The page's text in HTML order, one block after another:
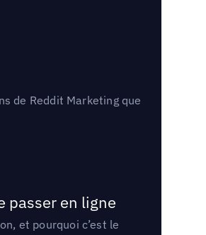
de Reddit Marketing que
passer en ligne
et pourquoi c’est le